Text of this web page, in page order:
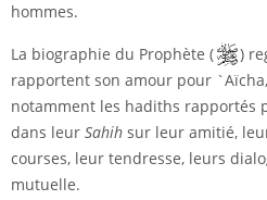
hommes.
La biographie du Prophète (
)
rapportent son amour pour
notamment les hadiths rapportés
dans leur Sahih sur leur amitié,
courses, leur tendresse, leurs
mutuelle.